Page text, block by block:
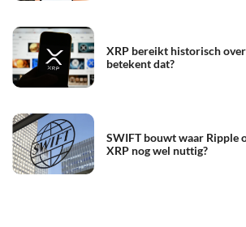
XRP bereikt historisch
betekent dat?
SWIFT bouwt waar Ripple
XRP nog wel nuttig?